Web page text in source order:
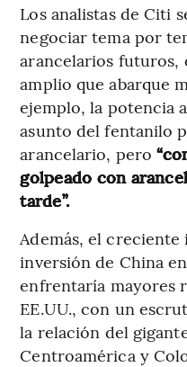
Los analistas de Citi
negociar tema por
arancelarios futuros,
amplio que abarque
ejemplo, la potencia
asunto del fentanilo
arancelario, pero
golpeado con
tarde”.
Además, el
inversión de China
enfrentaría mayores
EE.UU., con un
la relación del
Centroamérica y